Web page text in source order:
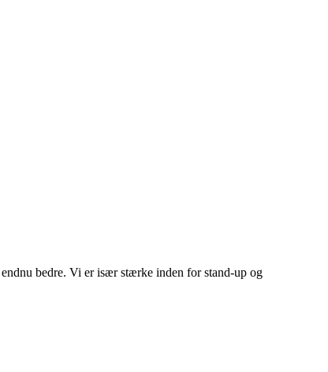
bedre. Vi er især stærke inden for stand-up og